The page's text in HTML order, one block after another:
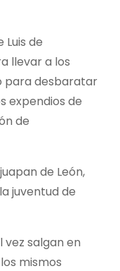
Luis de
llevar a los
para desbaratar
expendios de
de
de León,
juventud de
vez salgan en
mismos